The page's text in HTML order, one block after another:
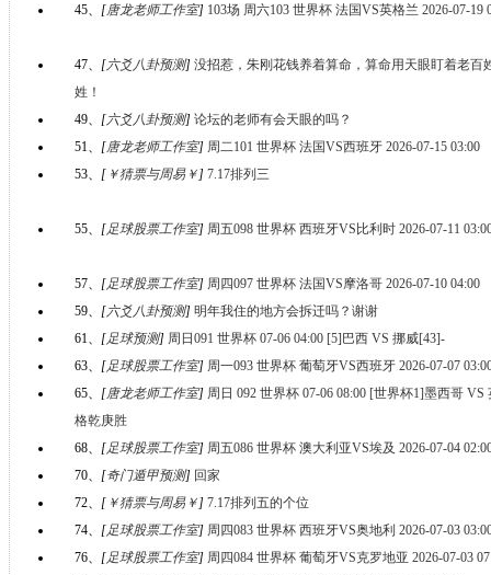
45、 [唐龙老师工作室] 103场 周六103 世界杯 法国VS英格兰 2026-07-19
47、 [六爻八卦预测] 没招惹，朱刚花钱养着算命，算命用天眼盯着老百
姓！
49、 [六爻八卦预测] 论坛的老师有会天眼的吗？
51、 [唐龙老师工作室] 周二101 世界杯 法国VS西班牙 2026-07-15 03:00
53、 [ ￥猜票与周易￥] 7.17排列三
55、 [足球股票工作室] 周五098 世界杯 西班牙VS比利时 2026-07-11
57、 [足球股票工作室] 周四097 世界杯 法国VS摩洛哥 2026-07-10 04:00
59、 [六爻八卦预测] 明年我住的地方会拆迁吗？谢谢
61、 [足球预测] 周日091 世界杯 07-06 04:00 [5]巴西 VS 挪威[43]-
63、 [足球股票工作室] 周一093 世界杯 葡萄牙VS西班牙 2026-07-07
65、 [唐龙老师工作室] 周日 092 世界杯 07-06 08:00 [世界杯1]墨西哥 VS
格乾庚胜
68、 [足球股票工作室] 周五086 世界杯 澳大利亚VS埃及 2026-07-04
70、 [奇门遁甲预测] 回家
72、 [ ￥猜票与周易￥] 7.17排列五的个位
74、 [足球股票工作室] 周四083 世界杯 西班牙VS奥地利 2026-07-03
76、 [足球股票工作室] 周四084 世界杯 葡萄牙VS克罗地亚 2026-07-03